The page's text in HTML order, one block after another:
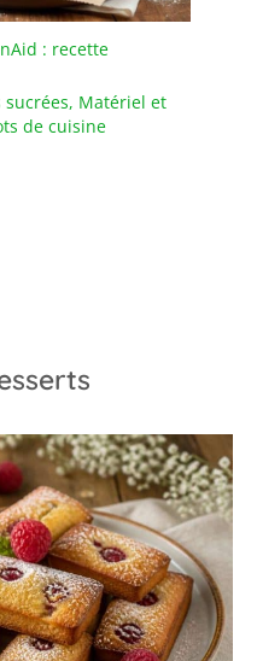
: recette
sucrées, Matériel et
de cuisine